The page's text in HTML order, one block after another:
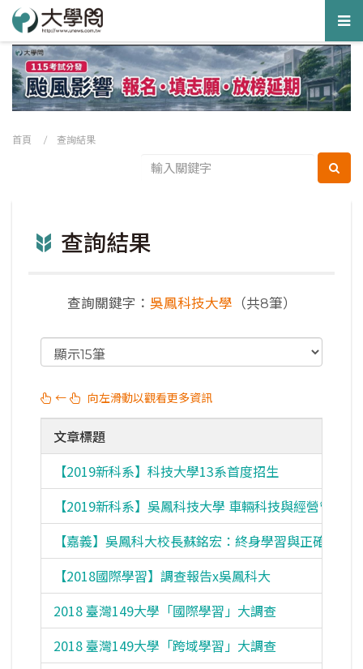
首頁 / 查詢結果
查詢結果
查詢關鍵字： 吳鳳科技大學 （共8筆）
← 向左滑動以觀看更多資訊
文章標題
【2019新科系】科技大學13系首度招生
【2019新科系】吳鳳科技大學 車輛科技與經營管理系
【嘉義】吳鳳科大校長蘇銘宏：終身學習與正確態度
【2018國際學習】調查報告x吳鳳科大
2018 臺灣149大學「國際學習」大調查
2018 臺灣149大學「跨域學習」大調查